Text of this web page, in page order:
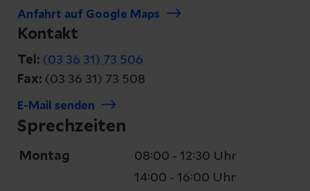
Anfahrt auf Google Maps
Kontakt
Tel: (03 36 31) 73 506
Fax: (03 36 31) 73 508
E-Mail senden
Sprechzeiten
Montag
08:00 - 12:30 Uhr
14:00 - 16:00 Uhr